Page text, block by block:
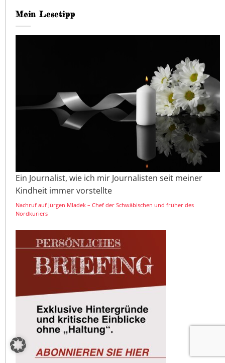
Mein Lesetipp
Ein Journalist, wie ich mir Journalisten seit meiner
Kindheit immer vorstellte
Nachruf auf Jürgen Mladek – Chef der Schwäbischen und früher des
Nordkuriers